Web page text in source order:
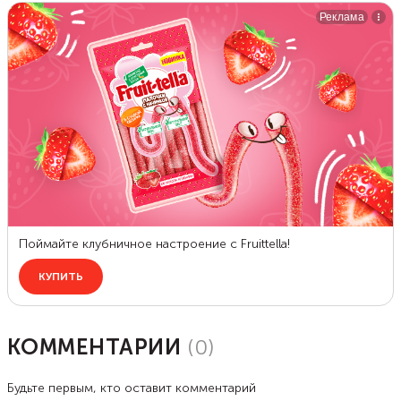
КОММЕНТАРИИ (0)
Будьте первым, кто оставит комментарий